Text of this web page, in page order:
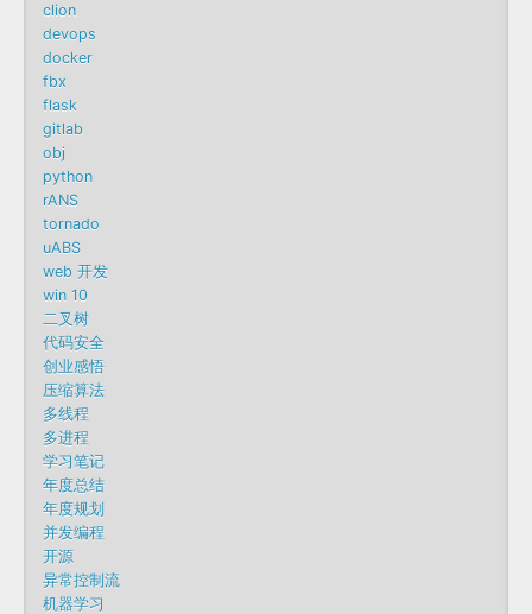
clion
devops
docker
fbx
flask
gitlab
obj
python
rANS
tornado
uABS
web 开发
win 10
二叉树
代码安全
创业感悟
压缩算法
多线程
多进程
学习笔记
年度总结
年度规划
并发编程
开源
异常控制流
机器学习